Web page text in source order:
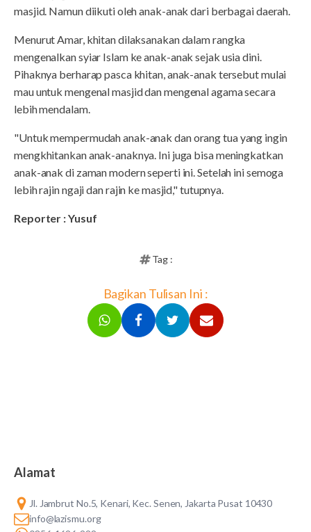
masjid. Namun diikuti oleh anak-anak dari berbagai daerah.
Menurut Amar, khitan dilaksanakan dalam rangka
mengenalkan syiar Islam ke anak-anak sejak usia dini.
Pihaknya berharap pasca khitan, anak-anak tersebut mulai
mau untuk mengenal masjid dan mengenal agama secara
lebih mendalam.
"Untuk mempermudah anak-anak dan orang tua yang ingin
mengkhitankan anak-anaknya. Ini juga bisa meningkatkan
anak-anak di zaman modern seperti ini. Setelah ini semoga
lebih rajin ngaji dan rajin ke masjid," tutupnya.
Reporter : Yusuf
Tag :
Bagikan Tulisan Ini :
Alamat
Jl. Jambrut No.5, Kenari, Kec. Senen, Jakarta Pusat 10430
info@lazismu.org